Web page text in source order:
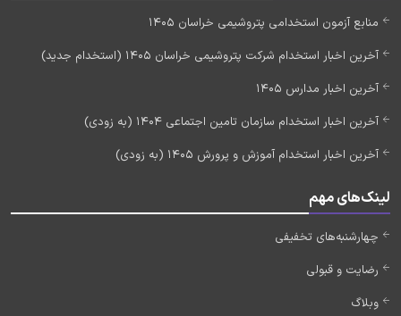
منابع آزمون استخدامی پتروشیمی خراسان 1405
آخرین اخبار استخدام شرکت پتروشیمی خراسان 1405 (استخدام جدید)
آخرین اخبار مدارس 1405
آخرین اخبار استخدام سازمان تامین اجتماعی 1404 (به زودی)
آخرین اخبار استخدام آموزش و پرورش 1405 (به زودی)
لینک‌های مهم
چهارشنبه‌های تخفیفی
رضایت و قبولی
وبلاگ